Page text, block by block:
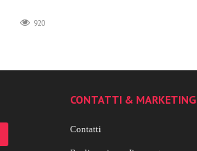
920
CONTATTI & MARKETING
Contatti